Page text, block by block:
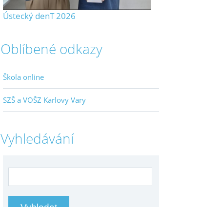
Ústecký denT 2026
Oblíbené odkazy
Škola online
SZŠ a VOŠZ Karlovy Vary
Vyhledávání